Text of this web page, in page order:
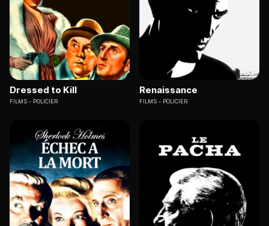
Dressed to Kill
FILMS POLICIER
Renaissance
FILMS POLICIER